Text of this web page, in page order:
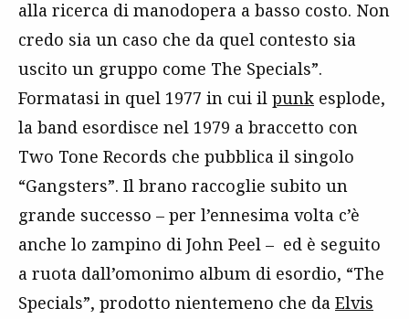
alla ricerca di manodopera a basso costo. Non
credo sia un caso che da quel contesto sia
uscito un gruppo come The Specials”.
Formatasi in quel 1977 in cui il punk esplode,
la band esordisce nel 1979 a braccetto con
Two Tone Records che pubblica il singolo
“Gangsters”. Il brano raccoglie subito un
grande successo – per l’ennesima volta c’è
anche lo zampino di John Peel – ed è seguito
a ruota dall’omonimo album di esordio, “The
Specials”, prodotto nientemeno che da Elvis